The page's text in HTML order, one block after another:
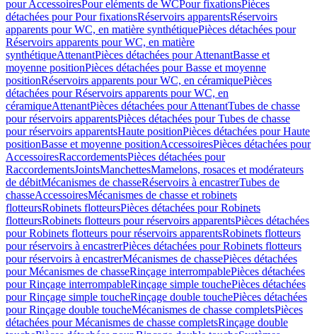
pour AccessoiresPour eléments de WCPour fixationsPièces
détachées pour Pour fixationsRéservoirs apparentsRéservoirs
apparents pour WC, en matière synthétiquePièces détachées pour
Réservoirs apparents pour WC, en matière
synthétiqueAttenantPièces détachées pour AttenantBasse et
moyenne positionPièces détachées pour Basse et moyenne
positionRéservoirs apparents pour WC, en céramiquePièces
détachées pour Réservoirs apparents pour WC, en
céramiqueAttenantPièces détachées pour AttenantTubes de chasse
pour réservoirs apparentsPièces détachées pour Tubes de chasse
pour réservoirs apparentsHaute positionPièces détachées pour Haute
positionBasse et moyenne positionAccessoiresPièces détachées pour
AccessoiresRaccordementsPièces détachées pour
RaccordementsJointsManchettesMamelons, rosaces et modérateurs
de débitMécanismes de chasseRéservoirs à encastrerTubes de
chasseAccessoiresMécanismes de chasse et robinets
flotteursRobinets flotteursPièces détachées pour Robinets
flotteursRobinets flotteurs pour réservoirs apparentsPièces détachées
pour Robinets flotteurs pour réservoirs apparentsRobinets flotteurs
pour réservoirs à encastrerPièces détachées pour Robinets flotteurs
pour réservoirs à encastrerMécanismes de chassePièces détachées
pour Mécanismes de chasseRinçage interrompablePièces détachées
pour Rinçage interrompableRinçage simple touchePièces détachées
pour Rinçage simple toucheRinçage double touchePièces détachées
pour Rinçage double toucheMécanismes de chasse completsPièces
détachées pour Mécanismes de chasse completsRinçage double